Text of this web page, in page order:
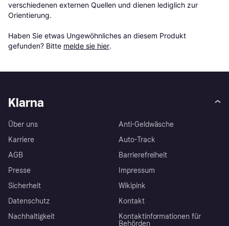
verschiedenen externen Quellen und dienen lediglich zur
Orientierung.
Haben Sie etwas Ungewöhnliches an diesem Produkt
gefunden? Bitte melde sie hier.
Klarna
Über uns
Karriere
AGB
Presse
Sicherheit
Datenschutz
Nachhaltigkeit
Anti-Geldwäsche
Auto-Track
Barrierefreiheit
Impressum
Wikipink
Kontakt
Kontaktinformationen für
Behörden